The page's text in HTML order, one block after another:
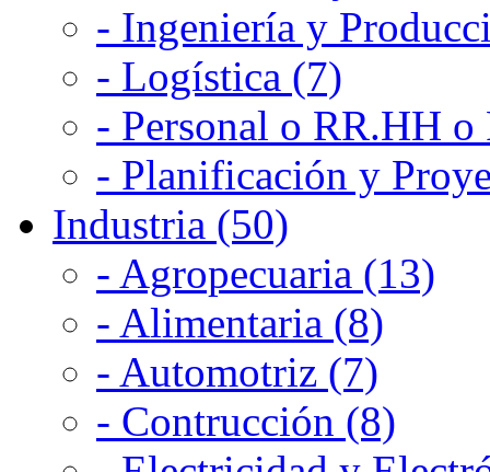
- Ingeniería y
- Logística (7)
- Personal o RR.HH
- Planificación y
Industria (50)
- Agropecuaria (13)
- Alimentaria (8)
- Automotriz (7)
- Contrucción (8)